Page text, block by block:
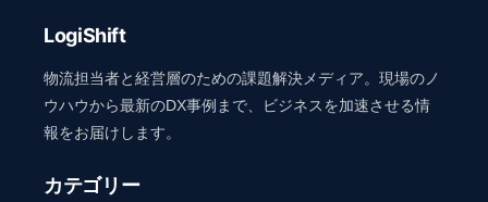
LogiShift
物流担当者と経営層のための課題解決メディア。現場のノ
ウハウから最新のDX事例まで、ビジネスを加速させる情
報をお届けします。
カテゴリー